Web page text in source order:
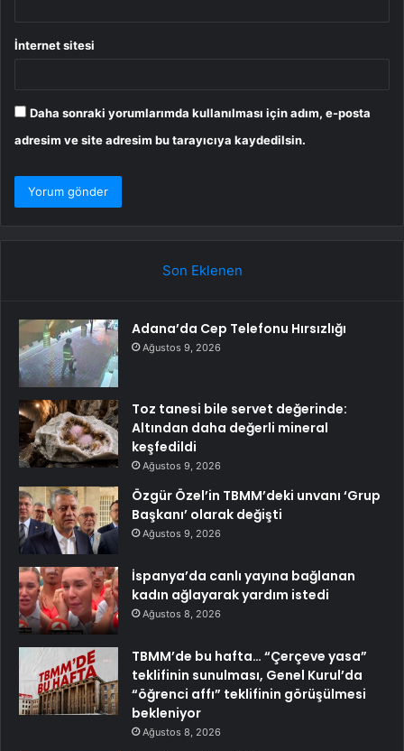
İnternet sitesi
Daha sonraki yorumlarımda kullanılması için adım, e-posta
adresim ve site adresim bu tarayıcıya kaydedilsin.
Son Eklenen
Adana’da Cep Telefonu Hırsızlığı
Ağustos 9, 2026
Toz tanesi bile servet değerinde:
Altından daha değerli mineral
keşfedildi
Ağustos 9, 2026
Özgür Özel’in TBMM’deki unvanı ‘Grup
Başkanı’ olarak değişti
Ağustos 9, 2026
İspanya’da canlı yayına bağlanan
kadın ağlayarak yardım istedi
Ağustos 8, 2026
TBMM’de bu hafta… “Çerçeve yasa”
teklifinin sunulması, Genel Kurul’da
“öğrenci affı” teklifinin görüşülmesi
bekleniyor
Ağustos 8, 2026